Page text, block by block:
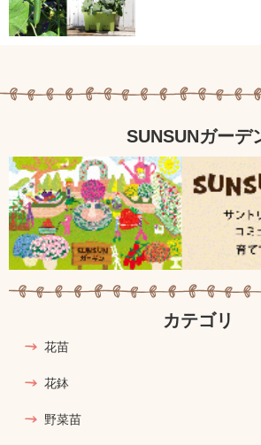
SUNSUNガーデ
カテゴリ
花苗
花鉢
野菜苗